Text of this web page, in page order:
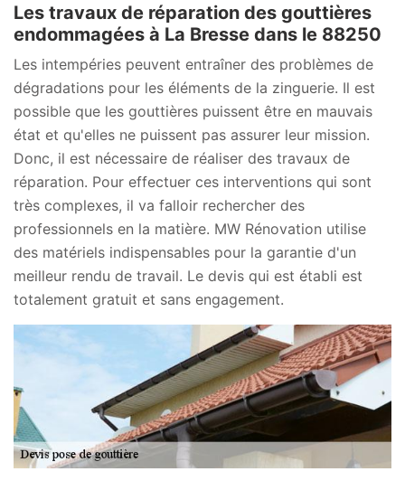
Les travaux de réparation des gouttières
endommagées à La Bresse dans le 88250
Les intempéries peuvent entraîner des problèmes de
dégradations pour les éléments de la zinguerie. Il est
possible que les gouttières puissent être en mauvais
état et qu'elles ne puissent pas assurer leur mission.
Donc, il est nécessaire de réaliser des travaux de
réparation. Pour effectuer ces interventions qui sont
très complexes, il va falloir rechercher des
professionnels en la matière. MW Rénovation utilise
des matériels indispensables pour la garantie d'un
meilleur rendu de travail. Le devis qui est établi est
totalement gratuit et sans engagement.